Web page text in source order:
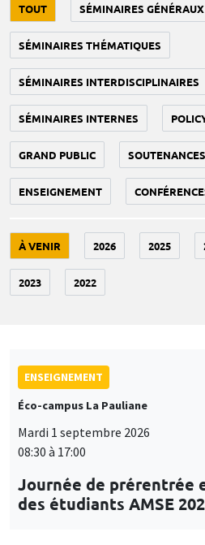
TOUT SÉMINAIRES GÉNÉRAUX
SÉMINAIRES THÉMATIQUES
SÉMINAIRES INTERDISCIPLINAIRES
SÉMINAIRES INTERNES
GRAND PUBLIC
ENSEIGNEMENT
À VENIR 2026 2025
2023 2022
ENSEIGNEMENT
Éco-campus La Pauliane
Mardi 1 septembre 2026
08:30 à 17:00
Journée de prérentrée
des étudiants AMSE